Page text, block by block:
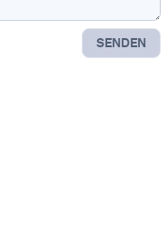
SENDEN